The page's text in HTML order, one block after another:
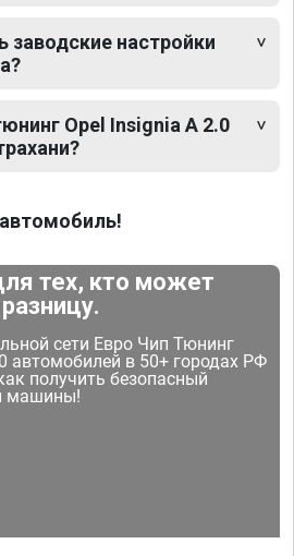
настройки
Opel Insignia A 2.0
тех, кто может
сети Евро Чип Тюнинг
автомобилей в 50+ городах РФ
получить безопасный
машины!